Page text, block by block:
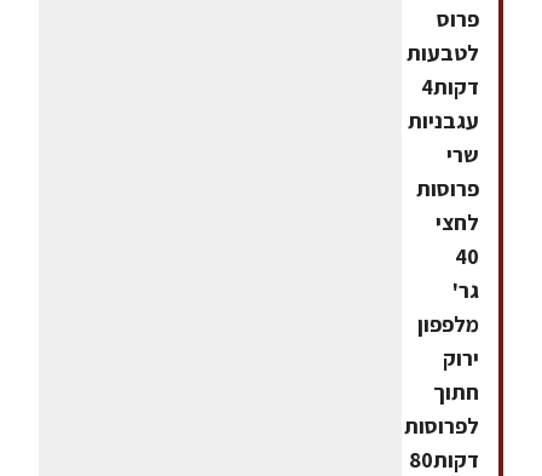
פרוס
לטבעות
דקות4
עגבניות
שרי
פרוסות
לחצי
40
גר'
מלפפון
ירוק
חתוך
לפרוסות
דקות80